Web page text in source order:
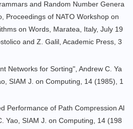
and Random Number Genera
Proceedings of NATO Workshop on
on Words, Maratea, Italy, July 19
and Z. Galil, Academic Press, 3
Networks for Sorting", Andrew C. Ya
SIAM J. on Computing, 14 (1985), 1
Performance of Path Compression Al
Yao, SIAM J. on Computing, 14 (198